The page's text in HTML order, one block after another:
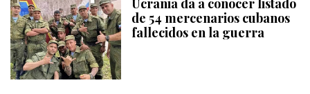
Ucrania da a conocer listado
de 54 mercenarios cubanos
fallecidos en la guerra